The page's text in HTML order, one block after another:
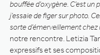
bouffée d’oxygène C’est un
j’essaie de figer sur photo.
sorte d’émerveillement chez
notre rencontre. Letizia
expressifs et ses